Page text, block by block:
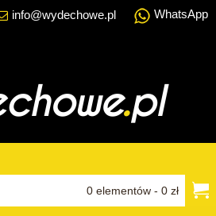
info@wydechowe.pl WhatsApp
0 elementów - 0 zł